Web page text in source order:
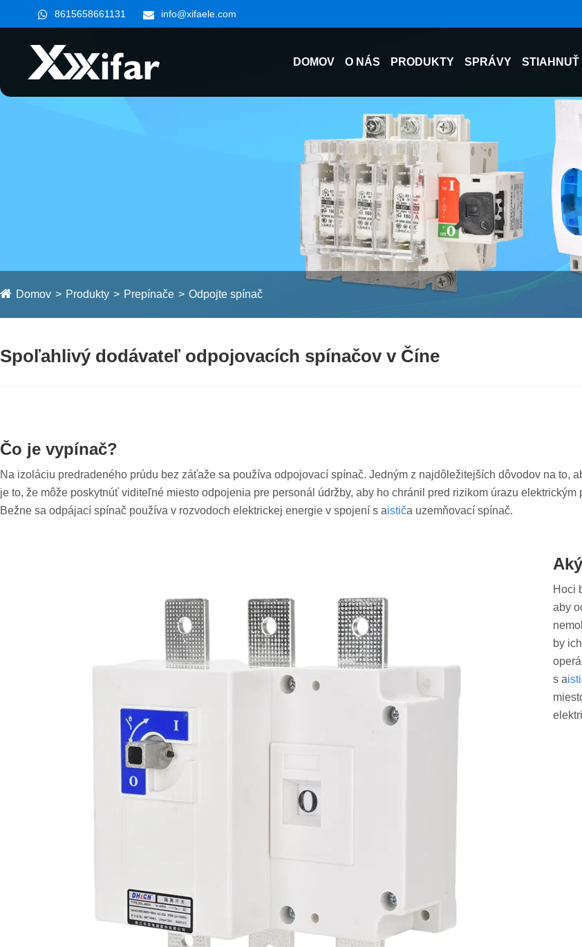
8615658661131 info@xifaele.com
DOMOV O NÁS PRODUKTY SPRÁVY STIAHNUŤ
Domov Produkty Prepínače Odpojte spínač
Spoľahlivý dodávateľ odpojovacích spínačov v Číne
Čo je vypínač?
Na izoláciu predradeného prúdu bez záťaže sa používa odpojovací spínač. Jedným z najdôležitejších dôvodov na to,
je to, že môže poskytnúť viditeľné miesto odpojenia pre personál údržby, aby ho chránil pred rizikom úrazu
Bežne sa odpájací spínač používa v rozvodoch elektrickej energie v spojení s aističa uzemňovací spínač.
Hoci
aby
by
s a